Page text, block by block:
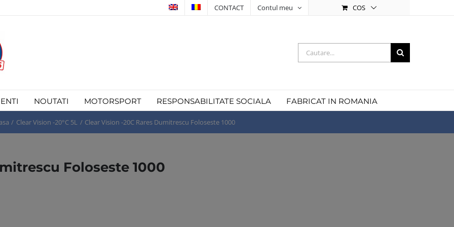
CONTACT Contul meu COS
Cautare...
NOUTATI MOTORSPORT RESPONSABILITATE SOCIALA FABRICAT IN ROMANIA
Clear Vision -20°C 5L Clear Vision -20C Rares Dumitrescu Foloseste 1000
Foloseste 1000